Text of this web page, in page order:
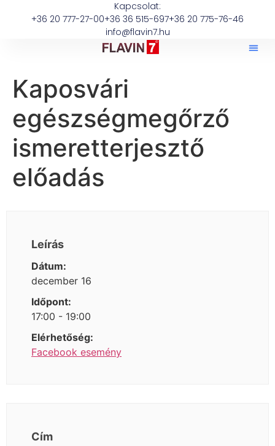
Kapcsolat:
+36 20 777-27-00+36 36 515-697+36 20 775-76-46
info@flavin7.hu
Kaposvári
egészségmegőrző
ismeretterjesztő
előadás
Leírás
Dátum:
december 16
Időpont:
17:00 - 19:00
Elérhetőség:
Facebook esemény
Cím